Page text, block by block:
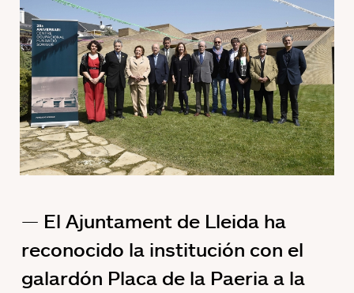
El Ajuntament de Lleida ha
reconocido la institución con el
galardón Placa de la Paeria a la